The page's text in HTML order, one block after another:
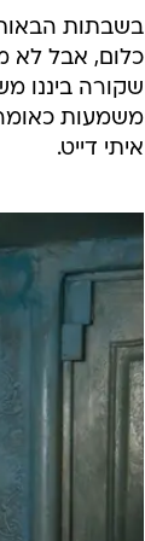
בשבתות הבאות
כלום, אבל לא
שקורה ביננו
משמעות
איתי דייט.